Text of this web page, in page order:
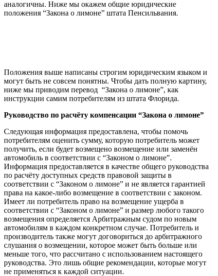
аналогичны. Ниже мы окажем общие юридические
положения “Закона о лимоне” штата Пенсильвания.
Положения выше написаны строгим юридическим языком и
могут быть не совсем понятны. Чтобы дать полную картину,
ниже мы приводим перевод “Закона о лимоне”, как
инструкции самим потребителям из штата Флорида.
Руководство по расчёту компенсации “Закона о лимоне”
Следующая информация предоставлена, чтобы помочь
потребителям оценить сумму, которую потребитель может
получить, если будет возмещено возмещение или заменён
автомобиль в соответствии с “Законом о лимоне”.
Информация предоставляется в качестве общего руководства
по расчёту доступных средств правовой защиты в
соответствии с “Законом о лимоне” и не является гарантией
права на какое-либо возмещение в соответствии с законом.
Имеет ли потребитель право на возмещение ущерба в
соответствии с “Законом о лимоне” и размер любого такого
возмещения определяется Арбитражным судом по новым
автомобилям в каждом конкретном случае. Потребитель и
производитель также могут договориться до арбитражного
слушания о возмещении, которое может быть больше или
меньше того, что рассчитано с использованием настоящего
руководства. Это лишь общие рекомендации, которые могут
не применяться к каждой ситуации.